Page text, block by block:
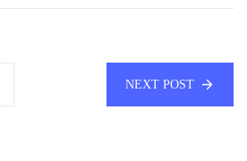
NEXT POST